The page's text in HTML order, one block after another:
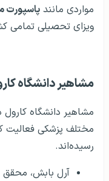
مواردی مانند پاسپورت
ویزای تحصیلی تمامی
مشاهیر دانشگاه
مشاهیر دانشگاه کارول
مختلف پزشکی فعالیت
رسیده‌اند.
آرل بابش، محقق